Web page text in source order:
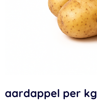
aardappel per kg